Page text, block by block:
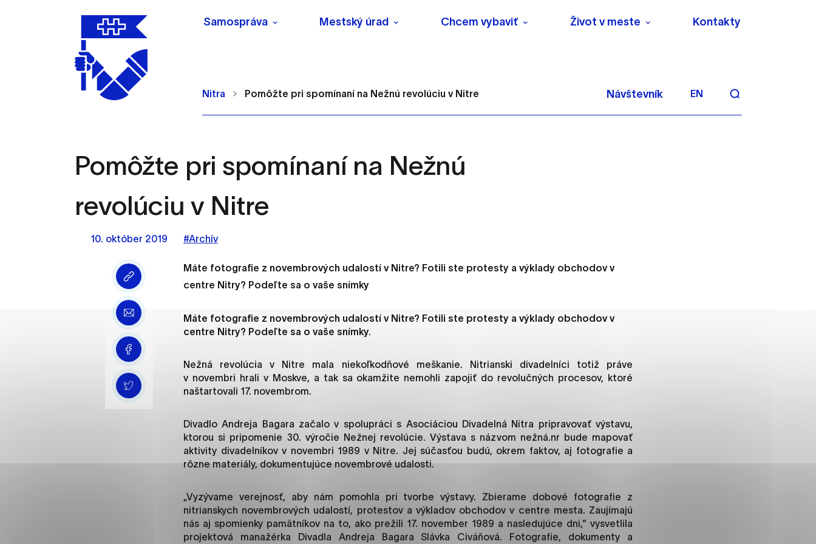
Samospráva Mestský úrad Chcem vybaviť Život v meste Kontakty
Nitra Pomôžte pri spomínaní na Nežnú revolúciu v Nitre Návštevník EN
Pomôžte pri spomínaní na Nežnú
revolúciu v Nitre
10. október 2019 #Archív
Máte fotografie z novembrových udalostí v Nitre? Fotili ste protesty a výklady obchodov v
centre Nitry? Podeľte sa o vaše snímky
Máte fotografie z novembrových udalostí v Nitre? Fotili ste protesty a výklady obchodov v
centre Nitry? Podeľte sa o vaše snímky.
Nežná revolúcia v Nitre mala niekoľkodňové meškanie. Nitrianski divadelníci totiž práve
v novembri hrali v Moskve, a tak sa okamžite nemohli zapojiť do revolučných procesov, ktoré
naštartovali 17. novembrom.
Divadlo Andreja Bagara začalo v spolupráci s Asociáciou Divadelná Nitra pripravovať výstavu,
ktorou si pripomenie 30. výročie Nežnej revolúcie. Výstava s názvom nežná.nr bude mapovať
aktivity divadelníkov v novembri 1989 v Nitre. Jej súčasťou budú, okrem faktov, aj fotografie a
rôzne materiály, dokumentujúce novembrové udalosti.
„Vyzývame verejnosť, aby nám pomohla pri tvorbe výstavy. Zbierame dobové fotografie z
nitrianskych novembrových udalostí, protestov a výkladov obchodov v centre mesta. Zaujímajú
nás aj spomienky pamätníkov na to, ako prežili 17. november 1989 a nasledujúce dni,“ vysvetlila
projektová manažérka Divadla Andreja Bagara Slávka Civáňová. Fotografie, dokumenty a
Nastavenie cookies
Cookies sú malé súbory, do ktorých webové stránky môžu ukladať informácie o vašej aktivite a preferenciách.
Vaša voľba v tomto okne.
Vyberte úroveň cookies, ktorú chcete povoliť
Technické súbory cookie sú pre prevádzku nevyhnutné a pomáhajú urobiť webové stránky uplatniteľnými tým,
Analytické cookies
aby mohol stránky optimalizovať a ponúknuť im lepšiu skúsenosť. Všetky dáta sa zbierajú anonymne a nie je
možné ich spojiť s konkrétnou osobou.